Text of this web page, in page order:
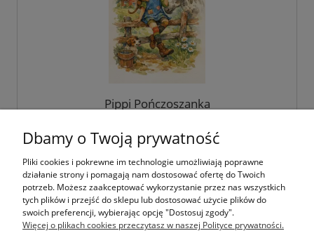
Pippi Pończoszanka
3,00 zł
do koszyka
Dbamy o Twoją prywatność
Pliki cookies i pokrewne im technologie umożliwiają poprawne
działanie strony i pomagają nam dostosować ofertę do Twoich
potrzeb. Możesz zaakceptować wykorzystanie przez nas wszystkich
tych plików i przejść do sklepu lub dostosować użycie plików do
swoich preferencji, wybierając opcję "Dostosuj zgody".
Więcej o plikach cookies przeczytasz w naszej Polityce prywatności.